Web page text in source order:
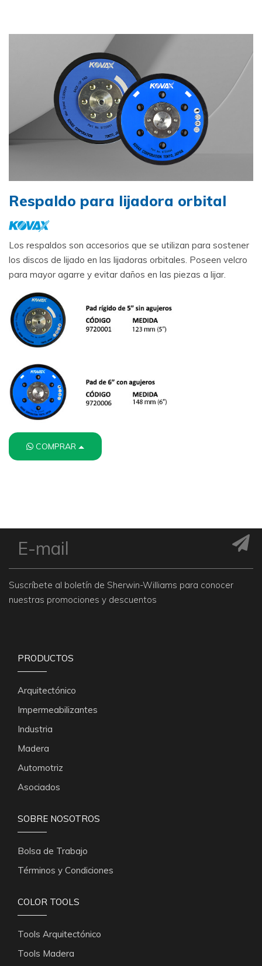
Respaldo para lijadora orbital
Los respaldos son accesorios que se utilizan para sostener
los discos de lijado en las lijadoras orbitales. Poseen velcro
para mayor agarre y evitar daños en las piezas a lijar.
COMPRAR
Suscríbete al boletín de Sherwin-Williams para conocer
nuestras promociones y descuentos
PRODUCTOS
Arquitectónico
Impermeabilizantes
Industria
Madera
Automotriz
Asociados
SOBRE NOSOTROS
Bolsa de Trabajo
Términos y Condiciones
COLOR TOOLS
Tools Arquitectónico
Tools Madera